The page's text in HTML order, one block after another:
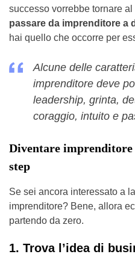
successo vorrebbe tornare
passare da imprenditore a
hai quello che occorre per
Alcune delle
imprenditore deve
leadership, grinta,
coraggio, intuito e
Diventare imprenditore
step
Se sei ancora interessato a
imprenditore? Bene, allora
partendo da zero.
1. Trova l’idea di